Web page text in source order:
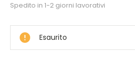
DISPONIBILE
Spedito in 1-2 giorni lavorativi
Esaurito